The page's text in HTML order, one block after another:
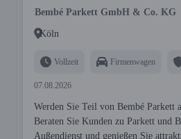
Bembé Parkett GmbH & Co. KG
Köln
Vollzeit Firmenwagen
07.08.2026
Werden Sie Teil von Bembé Parkett
Beraten Sie Kunden zu Parkett und
Außendienst und genießen Sie